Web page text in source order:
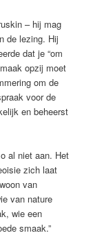
– hij mag
de lezing. Hij
dat je “om
opzij moet
om de
voor de
en beheerst
al niet aan. Het
zich laat
van
van nature
wie een
smaak.”